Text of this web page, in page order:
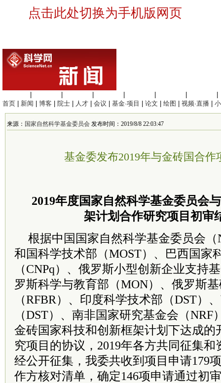
点击此处切换为手机版网页
首页
新闻 博客 院士 人才 会议 基金·项目 论文 绘图 视频·直播
来源： 国家自然科学基金委员会 发布时间：2019/8/8 22:03:47
基金委发布2019年与金砖国合作
2019年度国家自然科学基金委员会
架计划合作研究项目初审
根据中国国家自然科学基金委员会（
和国科学技术部（MOST）、巴西国家
（CNPq）、俄罗斯小型创新企业支持
罗斯科学与教育部（MON）、俄罗斯
（RFBR）、印度科学技术部（DST）
（DST）、南非国家研究基金会（
金砖国家科技和创新框架计划下达成的
究项目的协议，2019年各方共同征集
经公开征集，我委共收到项目申请179
作方核对清单，确定146项申请通过初